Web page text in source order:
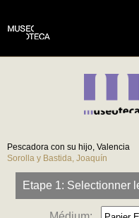
Pescadora con su hijo, Valencia
Sorolla y Bastida, Joaquín
Etape 1: Selectionner